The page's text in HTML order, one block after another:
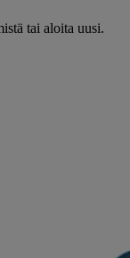
tai aloita uusi.